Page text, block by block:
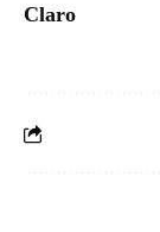
Claro